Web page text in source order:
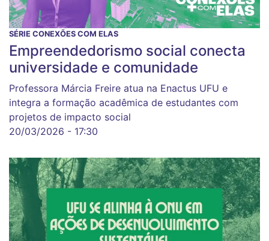
SÉRIE CONEXÕES COM ELAS
Empreendedorismo social conecta
universidade e comunidade
Professora Márcia Freire atua na Enactus UFU e
integra a formação acadêmica de estudantes com
projetos de impacto social
20/03/2026 - 17:30